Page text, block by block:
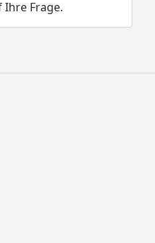
Frage.